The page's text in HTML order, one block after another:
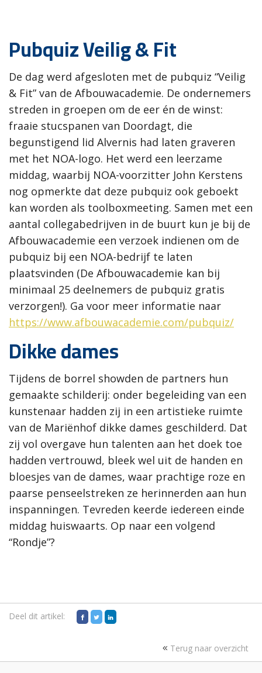
Pubquiz Veilig & Fit
De dag werd afgesloten met de pubquiz “Veilig
& Fit” van de Afbouwacademie. De ondernemers
streden in groepen om de eer én de winst:
fraaie stucspanen van Doordagt, die
begunstigend lid Alvernis had laten graveren
met het NOA-logo. Het werd een leerzame
middag, waarbij NOA-voorzitter John Kerstens
nog opmerkte dat deze pubquiz ook geboekt
kan worden als toolboxmeeting. Samen met een
aantal collegabedrijven in de buurt kun je bij de
Afbouwacademie een verzoek indienen om de
pubquiz bij een NOA-bedrijf te laten
plaatsvinden (De Afbouwacademie kan bij
minimaal 25 deelnemers de pubquiz gratis
verzorgen!). Ga voor meer informatie naar
https://www.afbouwacademie.com/pubquiz/
Dikke dames
Tijdens de borrel showden de partners hun
gemaakte schilderij: onder begeleiding van een
kunstenaar hadden zij in een artistieke ruimte
van de Mariënhof dikke dames geschilderd. Dat
zij vol overgave hun talenten aan het doek toe
hadden vertrouwd, bleek wel uit de handen en
bloesjes van de dames, waar prachtige roze en
paarse penseelstreken ze herinnerden aan hun
inspanningen. Tevreden keerde iedereen einde
middag huiswaarts. Op naar een volgend
“Rondje”?
Deel dit artikel:
Terug naar overzicht